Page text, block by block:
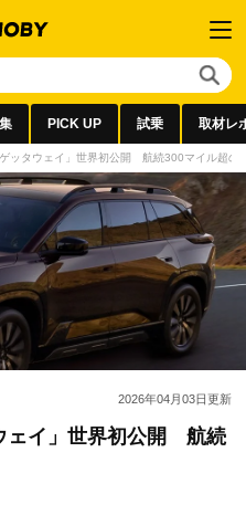
PICK UP 試乗 取材レ
ッタウェイ」世界初公開 航続300マイル超の
2026年04月03日更新
ェイ」世界初公開 航続